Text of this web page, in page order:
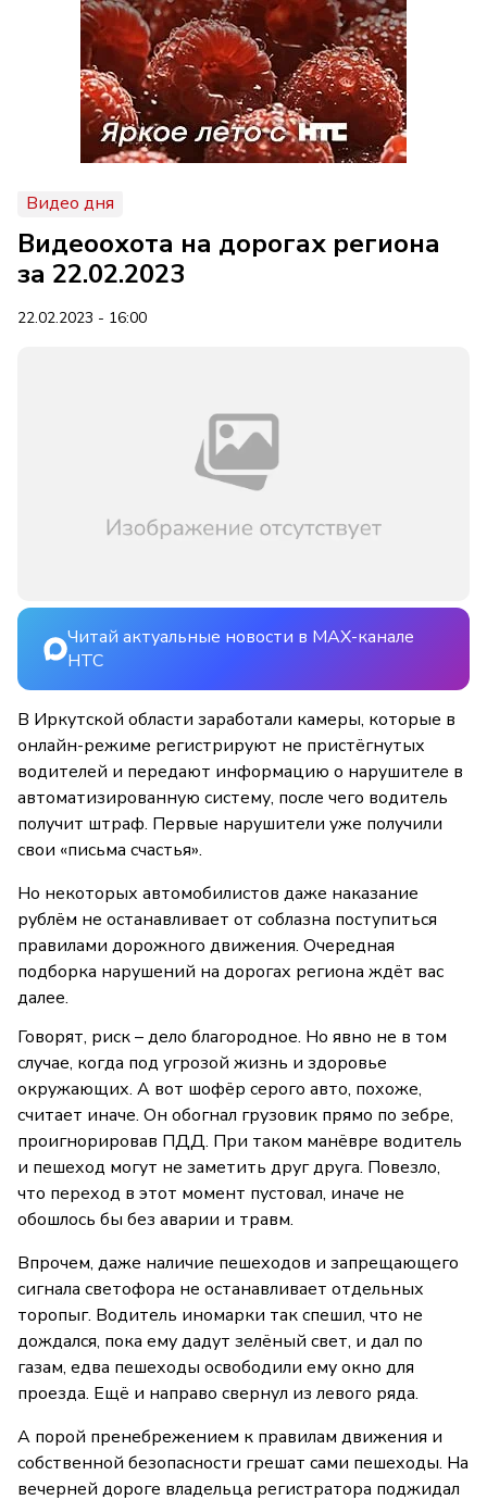
Видео дня
Видеоохота на дорогах региона
за 22.02.2023
22.02.2023 - 16:00
Читай актуальные новости в MAX-канале
НТС
В Иркутской области заработали камеры, которые в
онлайн-режиме регистрируют не пристёгнутых
водителей и передают информацию о нарушителе в
автоматизированную систему, после чего водитель
получит штраф. Первые нарушители уже получили
свои «письма счастья».
Но некоторых автомобилистов даже наказание
рублём не останавливает от соблазна поступиться
правилами дорожного движения. Очередная
подборка нарушений на дорогах региона ждёт вас
далее.
Говорят, риск – дело благородное. Но явно не в том
случае, когда под угрозой жизнь и здоровье
окружающих. А вот шофёр серого авто, похоже,
считает иначе. Он обогнал грузовик прямо по зебре,
проигнорировав ПДД. При таком манёвре водитель
и пешеход могут не заметить друг друга. Повезло,
что переход в этот момент пустовал, иначе не
обошлось бы без аварии и травм.
Впрочем, даже наличие пешеходов и запрещающего
сигнала светофора не останавливает отдельных
торопыг. Водитель иномарки так спешил, что не
дождался, пока ему дадут зелёный свет, и дал по
газам, едва пешеходы освободили ему окно для
проезда. Ещё и направо свернул из левого ряда.
А порой пренебрежением к правилам движения и
собственной безопасности грешат сами пешеходы. На
вечерней дороге владельца регистратора поджидал